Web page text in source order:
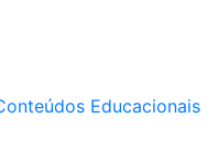
Educacionais